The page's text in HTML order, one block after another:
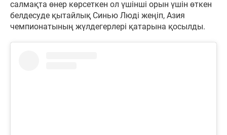
салмақта өнер көрсеткен ол үшінші орын үшін өткен
белдесуде қытайлық Синью Люді жеңіп, Азия
чемпионатының жүлдегерлері қатарына қосылды.